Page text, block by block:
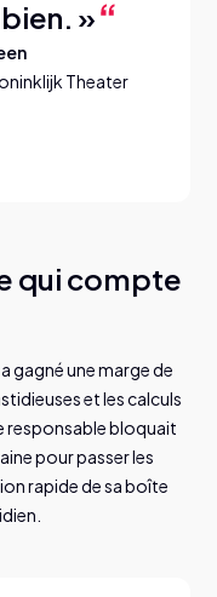
»
Theater
qui compte
gagné une marge de
et les calculs
responsable bloquait
pour passer les
rapide de sa boîte